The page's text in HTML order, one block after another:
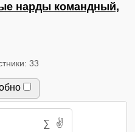
нарды командный,
33
∑ ✌